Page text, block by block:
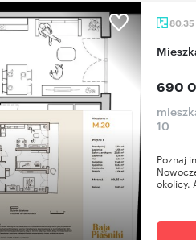
80,35
690
10
Poznaj
okolicy.